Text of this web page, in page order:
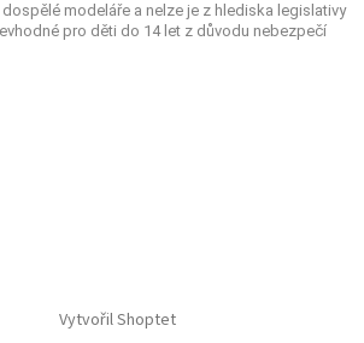
modeláře a nelze je z hlediska legislativy
pro děti do 14 let z důvodu nebezpečí
Vytvořil Shoptet